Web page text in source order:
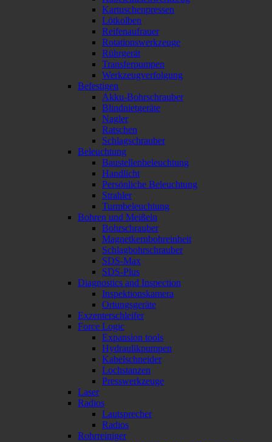
Kartuschenpressen
Lötkolben
Reifenaufrauer
Rotationswerkzeuge
Rührgerät
Transferpumpen
Werkzeugverfolgung
Befestigen
Akku-Bohrschrauber
Blindnietgeräte
Nagler
Ratschen
Schlagschrauber
Beleuchtung
Baustellenbeleuchtung
Handlicht
Persönliche Beleuchtung
Strahler
Turmbeleuchtung
Bohren und Meißeln
Bohrschrauber
Magnetkernbohreinheit
Schlagbohrschrauber
SDS-Max
SDS-Plus
Diagnostics and Inspection
Inspektionskamera
Ortungsgeräte
Exzenterschleifer
Force Logic
Expansion tools
Hydraulikpumpen
Kabelschneider
Lochstanzen
Presswerkzeuge
Laser
Radios
Lautsprecher
Radios
Rohrreiniger